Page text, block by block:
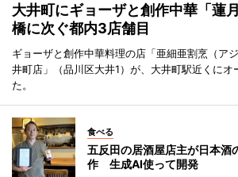
大井町にギョーザと創作中華「
橋に次ぐ都内3店舗目
ギョーザと創作中華料理の店「亜細亜割烹（ア
井町店」（品川区大井1）が、大井町駅近くにオ
た。
食べる
五反田の居酒屋店主が日本酒
作 生成AI使って開発